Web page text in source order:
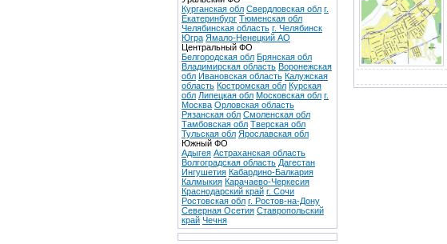
Курганская обл Свердловская обл г.
Екатеринбург Тюменская обл
Челябинская область г. Челябинск
Югра Ямало-Ненецкий АО
Центральный ФО
Белгородская обл Брянская обл
Владимирская область Воронежская
обл Ивановская область Калужская
область Костромская обл Курская
обл Липецкая обл Московская обл г.
Москва Орловская область
Рязанская обл Смоленская обл
Тамбовская обл Тверская обл
Тульская обл Ярославская обл
Южный ФО
Адыгея Астраханская область
Волгоградская область Дагестан
Ингушетия Кабардино-Балкария
Калмыкия Карачаево-Черкесия
Краснодарский край г. Сочи
Ростовская обл г. Ростов-на-Дону
Северная Осетия Ставропольский
край Чечня